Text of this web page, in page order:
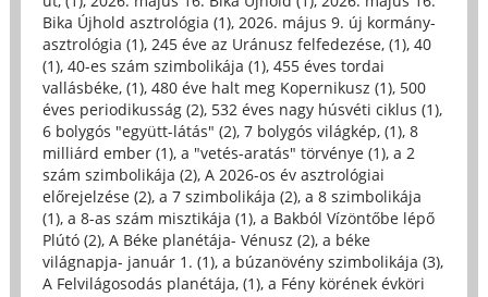
Bika Újhold asztrológia (1), 2026. május 9. új kormány-
asztrológia (1), 245 éve az Uránusz felfedezése, (1), 40
(1), 40-es szám szimbolikája (1), 455 éves tordai
vallásbéke, (1), 480 éve halt meg Kopernikusz (1), 500
éves periodikusság (2), 532 éves nagy húsvéti ciklus (1),
6 bolygós "együtt-látás" (2), 7 bolygós világkép, (1), 8
milliárd ember (1), a "vetés-aratás" törvénye (1), a 2
szám szimbolikája (2), A 2026-os év asztrológiai
előrejelzése (2), a 7 szimbolikája (2), a 8 szimbolikája
(1), a 8-as szám misztikája (1), a Bakból Vízöntőbe lépő
Plútó (2), A Béke planétája- Vénusz (2), a béke
világnapja- január 1. (1), a búzanövény szimbolikája (3),
A Felvilágosodás planétája, (1), a Fény körének évköri